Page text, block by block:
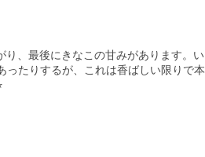
り、最後にきなこの甘みがあります。い
ったりするが、これは香ばしい限りで本